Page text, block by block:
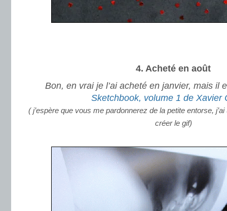
4. Acheté en août
Bon, en vrai je l’ai acheté en janvier, mais il
Sketchbook, volume 1 de Xavier
( j’espère que vous me pardonnerez de la petite entorse,
créer le gif)